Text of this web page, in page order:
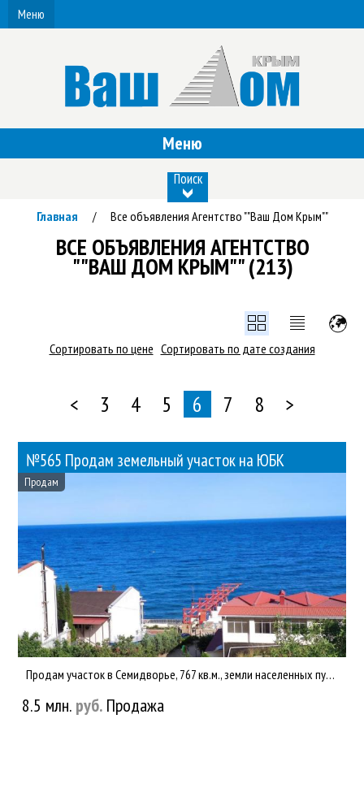
Меню
Меню
Поиск
Главная / Все объявления Агентство ""Ваш Дом Крым""
ВСЕ ОБЪЯВЛЕНИЯ АГЕНТСТВО
""ВАШ ДОМ КРЫМ"" (213)
Сортировать по цене Сортировать по дате создания
< 3 4 5 6 7 8 >
№565 Продам земельный участок на ЮБК
Продам
Продам участок в Семидворье, 767 кв.м., земли населенных пунктов, размещение дачных и садовых домов.100 м от м...
8.5 млн. руб. Продажа